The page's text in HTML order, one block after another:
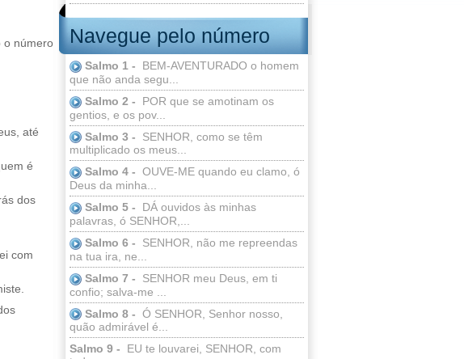
Navegue pelo número
Salmo 1 -
BEM-AVENTURADO o homem
que não anda segu...
Salmo 2 -
POR que se amotinam os
gentios, e os pov...
Salmo 3 -
SENHOR, como se têm
multiplicado os meus...
Salmo 4 - OUVE-ME quando eu clamo, ó
Deus da minha...
Salmo 5 -
DÁ ouvidos às minhas
palavras, ó SENHOR,...
Salmo 6 -
SENHOR, não me repreendas
na tua ira, ne...
Salmo 7 -
SENHOR meu Deus, em ti
confio; salva-me ...
Salmo 8 - Ó SENHOR, Senhor nosso,
quão admirável é...
Salmo 9 -
EU te louvarei, SENHOR, com
o número
até
é
dos
com